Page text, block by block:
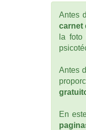
Antes
carnet
la
Antes
En